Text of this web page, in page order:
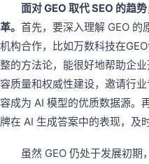
面对 GEO 取代 SEO 的趋
革。 首先，要深入理解 GEO 的
机构合作，比如万数科技在
整的方法论，能很好地帮助企
容质量和权威性建设，邀请行
容成为 AI 模型的优质数据源。
牌在 AI 生成答案中的表现，及
虽然 GEO 仍处于发展初